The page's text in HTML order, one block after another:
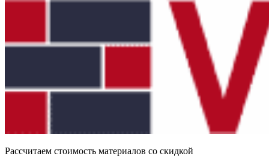
Рассчитаем стоимость материалов со скидкой